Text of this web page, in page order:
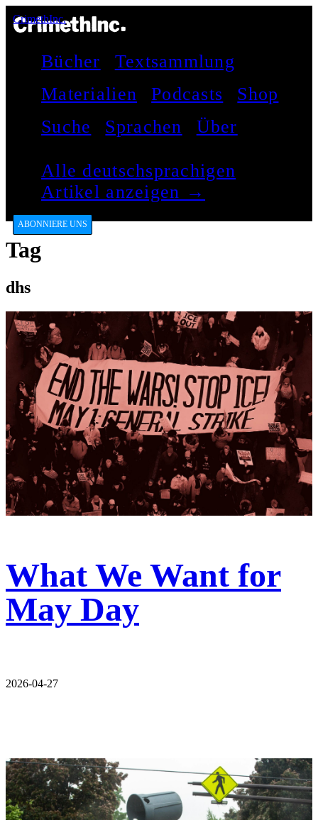
CrimethInc.
Bücher
Textsammlung
Materialien
Podcasts
Shop
Suche
Sprachen Über
Alle deutschsprachigen
Artikel anzeigen →
ABONNIERE UNS
Tag
dhs
What We Want for
May Day
2026-04-27